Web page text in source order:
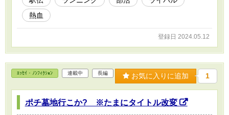
熱血
登録日 2024.05.12
ｴｯｾｲ・ﾉﾝﾌｨｸｼｮﾝ 連載中 長編 お気に入りに追加 1
ポチ墓地行こか? ※たまにタイトル改変